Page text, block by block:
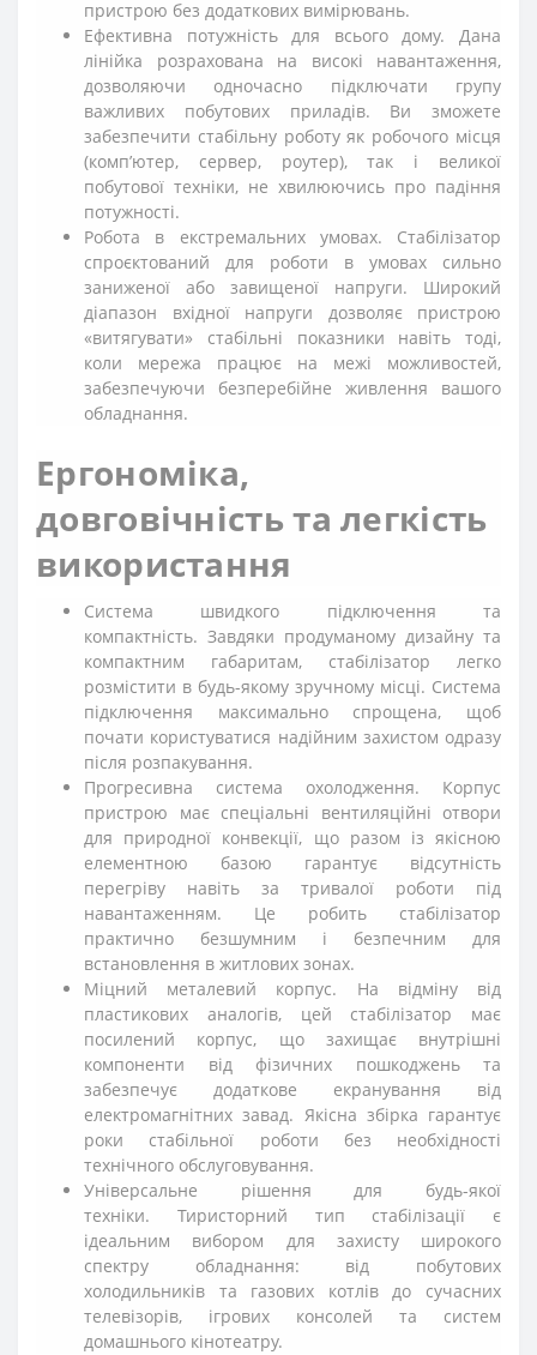
пристрою без додаткових вимірювань.
Ефективна потужність для всього дому. Дана
лінійка розрахована на високі навантаження,
дозволяючи одночасно підключати групу
важливих побутових приладів. Ви зможете
забезпечити стабільну роботу як робочого місця
(комп’ютер, сервер, роутер), так і великої
побутової техніки, не хвилюючись про падіння
потужності.
Робота в екстремальних умовах. Стабілізатор
спроєктований для роботи в умовах сильно
заниженої або завищеної напруги. Широкий
діапазон вхідної напруги дозволяє пристрою
«витягувати» стабільні показники навіть тоді,
коли мережа працює на межі можливостей,
забезпечуючи безперебійне живлення вашого
обладнання.
Ергономіка,
довговічність та легкість
використання
Система швидкого підключення та
компактність. Завдяки продуманому дизайну та
компактним габаритам, стабілізатор легко
розмістити в будь-якому зручному місці. Система
підключення максимально спрощена, щоб
почати користуватися надійним захистом одразу
після розпакування.
Прогресивна система охолодження. Корпус
пристрою має спеціальні вентиляційні отвори
для природної конвекції, що разом із якісною
елементною базою гарантує відсутність
перегріву навіть за тривалої роботи під
навантаженням. Це робить стабілізатор
практично безшумним і безпечним для
встановлення в житлових зонах.
Міцний металевий корпус. На відміну від
пластикових аналогів, цей стабілізатор має
посилений корпус, що захищає внутрішні
компоненти від фізичних пошкоджень та
забезпечує додаткове екранування від
електромагнітних завад. Якісна збірка гарантує
роки стабільної роботи без необхідності
технічного обслуговування.
Універсальне рішення для будь-якої
техніки. Тиристорний тип стабілізації є
ідеальним вибором для захисту широкого
спектру обладнання: від побутових
холодильників та газових котлів до сучасних
телевізорів, ігрових консолей та систем
домашнього кінотеатру.